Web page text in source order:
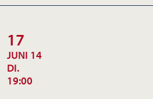
17
JUNI 14
DI.
19:00